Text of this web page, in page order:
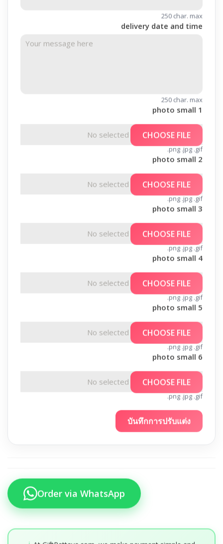
250 char. max
delivery date and time
250 char. max
photo small 1
No selected file CHOOSE FILE
.png .jpg .gif
photo small 2
No selected file CHOOSE FILE
.png .jpg .gif
photo small 3
No selected file CHOOSE FILE
.png .jpg .gif
photo small 4
No selected file CHOOSE FILE
.png .jpg .gif
photo small 5
No selected file CHOOSE FILE
.png .jpg .gif
photo small 6
No selected file CHOOSE FILE
.png .jpg .gif
บันทึกการปรับแต่ง
Order via WhatsApp